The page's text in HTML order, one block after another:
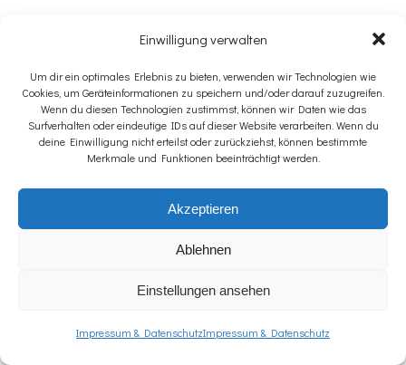
Einwilligung verwalten
Um dir ein optimales Erlebnis zu bieten, verwenden wir Technologien wie
Cookies, um Geräteinformationen zu speichern und/oder darauf zuzugreifen.
Wenn du diesen Technologien zustimmst, können wir Daten wie das
Surfverhalten oder eindeutige IDs auf dieser Website verarbeiten. Wenn du
deine Einwilligung nicht erteilst oder zurückziehst, können bestimmte
Merkmale und Funktionen beeinträchtigt werden.
Akzeptieren
Ablehnen
Einstellungen ansehen
Impressum & DatenschutzImpressum & Datenschutz
15.⁠ ⁠Salvatorische Klausel
Sollte eine Bestimmung dieser AGB unwirksam sein, bleibt
die Wirksamkeit der übrigen Bestimmungen hiervon
unberührt. Die unwirksame Regelung wird durch die